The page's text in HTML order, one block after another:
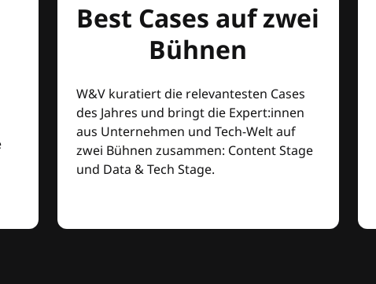
Best Cases auf zwei
Bühnen
W&V kuratiert die relevantesten Cases
des Jahres und bringt die Expert:innen
aus Unternehmen und Tech-Welt auf
zwei Bühnen zusammen: Content Stage
und Data & Tech Stage.